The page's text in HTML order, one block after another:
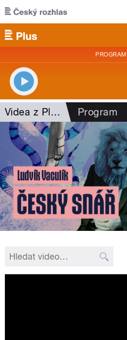
Přejít k hlavnímu obsahu
PROGRAM
Videa z Plusu Program